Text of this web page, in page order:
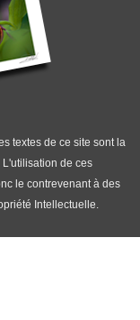
textes de ce site sont la
de ces
le contrevenant à des
Intellectuelle.